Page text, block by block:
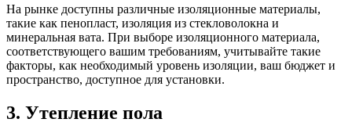
На рынке доступны различные изоляционные материалы,
такие как пенопласт, изоляция из стекловолокна и
минеральная вата. При выборе изоляционного материала,
соответствующего вашим требованиям, учитывайте такие
факторы, как необходимый уровень изоляции, ваш бюджет и
пространство, доступное для установки.
3. Утепление пола